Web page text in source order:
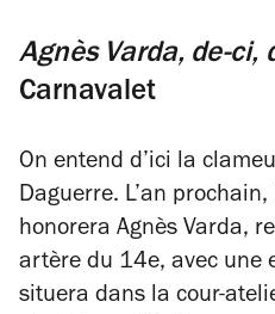
Agnès Varda, de-ci,
Carnavalet
On entend d’ici la
Daguerre. L’an
honorera Agnès Varda,
artère du 14e, avec une
situera dans la cour-